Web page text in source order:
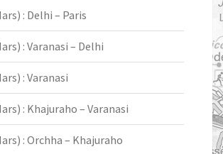
: Delhi – Paris
: Varanasi – Delhi
: Varanasi
: Khajuraho – Varanasi
: Orchha – Khajuraho